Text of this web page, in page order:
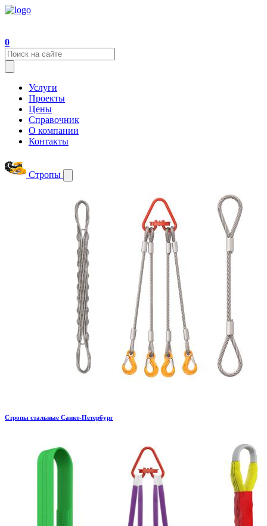
0
Услуги
Проекты
Цены
Справочник
О компании
Контакты
Стропы
Стропы стальные Санкт-Петербург